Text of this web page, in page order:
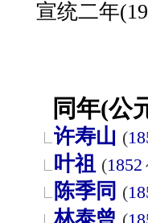
宣统二年
同年(公元
许寿山 (
叶祖 (1852
陈季同 (